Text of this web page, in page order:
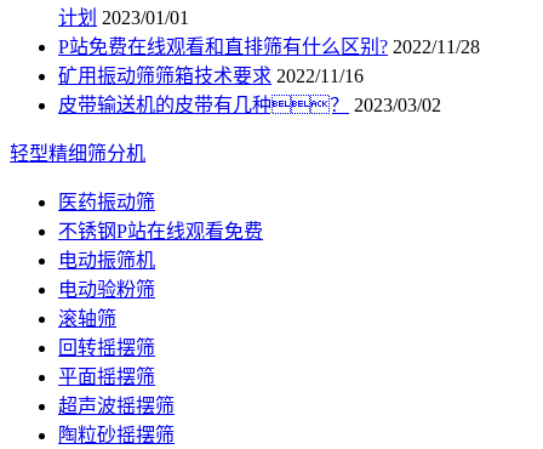
计划 2023/01/01
P站免费在线观看和直排筛有什么区别? 2022/11/28
矿用振动筛筛箱技术要求 2022/11/16
皮带输送机的皮带有几种？
2023/03/02
轻型精细筛分机
医药振动筛
不锈钢P站在线观看免费
电动振筛机
电动验粉筛
滚轴筛
回转摇摆筛
平面摇摆筛
超声波摇摆筛
陶粒砂摇摆筛